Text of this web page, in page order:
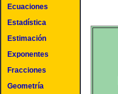
Ecuaciones
Estadística
Estimación
Exponentes
Fracciones
Geometría